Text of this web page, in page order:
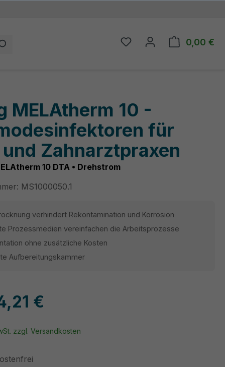
Du hast 0 Produkte
0,00 €
MELAtherm 10 -
für
Zahnarztpraxen
10 DTA • Drehstrom
MS1000050.1
verhindert Rekontamination und Korrosion
Prozessmedien vereinfachen die Arbeitsprozesse
ohne zusätzliche Kosten
Aufbereitungskammer
€
zzgl. Versandkosten